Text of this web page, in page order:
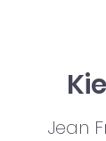
Jean